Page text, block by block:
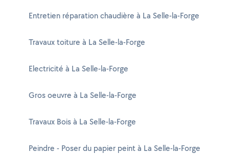
Entretien réparation chaudière à La Selle-la-Forge
Travaux toiture à La Selle-la-Forge
Electricité à La Selle-la-Forge
Gros oeuvre à La Selle-la-Forge
Travaux Bois à La Selle-la-Forge
Peindre - Poser du papier peint à La Selle-la-Forge